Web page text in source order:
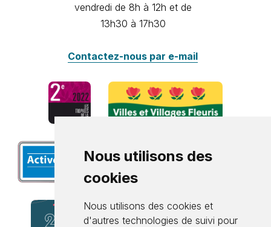
Nous utilisons des
cookies
Nous utilisons des cookies et
d'autres technologies de suivi pour
vendredi de 8h à 12h et de
13h30 à 17h30
Contactez-nous par e-mail